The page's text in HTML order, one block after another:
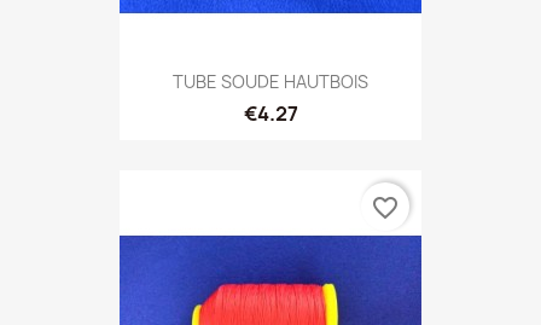
TUBE SOUDE HAUTBOIS
€4.27
favorite_border